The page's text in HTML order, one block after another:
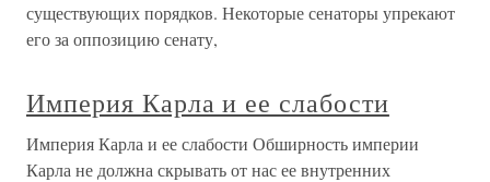
существующих порядков. Некоторые сенаторы упрекают
его за оппозицию сенату,
Империя Карла и ее слабости
Империя Карла и ее слабости Обширность империи
Карла не должна скрывать от нас ее внутренних